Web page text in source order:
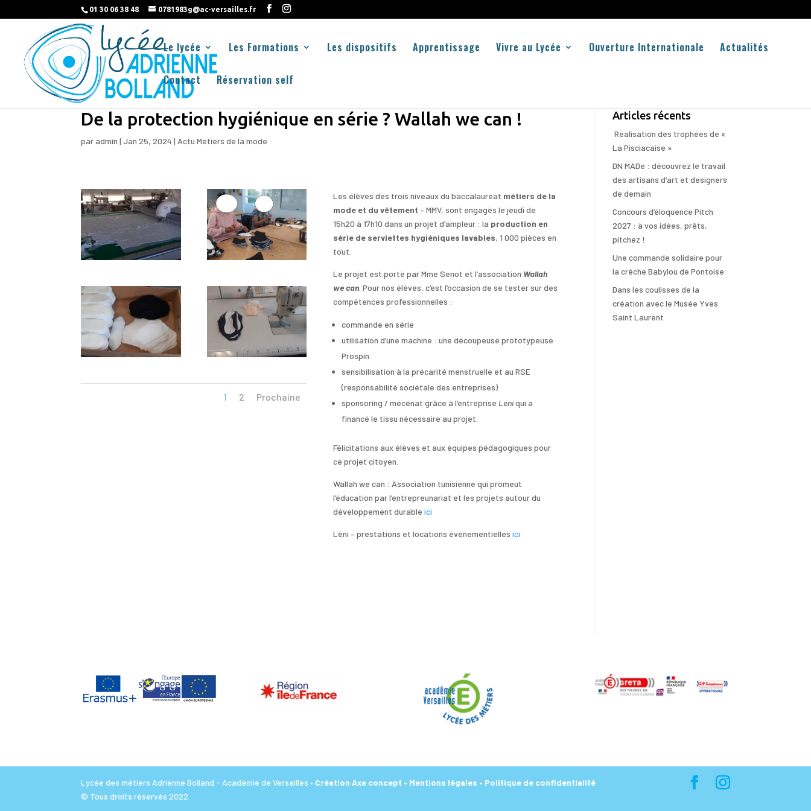
01 30 06 38 48 0781983g@ac-versailles.fr
Le lycée Les Formations Les dispositifs Apprentissage Vivre au Lycée Ouverture Internationale Actualités
Contact Réservation self
De la protection hygiénique en série ? Wallah we can !
paradmin |Jan 25, 2024 | Actu Métiers de la mode
1 2 Prochaine
Les élèves des trois niveaux du baccalauréat métiers de la
mode et du vêtement – MMV, sont engagés le jeudi de
15h20 à 17h10 dans un projet d’ampleur : la production en
série de serviettes hygiéniques lavables, 1 000 pièces en
tout.
Le projet est porté par Mme Senot et l’association Wallah
we can. Pour nos élèves, c’est l’occasion de se tester sur des
compétences professionnelles :
commande en série
utilisation d’une machine : une découpeuse prototypeuse
Prospin
sensibilisation à la précarité menstruelle et au RSE
(responsabilité sociétale des entreprises)
sponsoring / mécénat grâce à l’entreprise Léniqui a
financé le tissu nécessaire au projet.
Félicitations aux élèves et aux équipes pédagogiques pour
ce projet citoyen.
Wallah we can : Association tunisienne qui promeut
l’éducation par l’entrepreunariat et les projets autour du
développement durable ici
Léni – prestations et locations événementielles ici
Articles récents
Réalisation des trophées de «
La Pisciacaise »
DN MADe : découvrez le travail
des artisans d’art et designers
de demain
Concours d’éloquence Pitch
2027 : à vos idées, prêts,
pitchez !
Une commande solidaire pour
la crèche Babylou de Pontoise
Dans les coulisses de la
création avec le Musée Yves
Saint Laurent
Lycée des métiers Adrienne Bolland - Académie de Versailles • Création Axe concept • Mentions légales • Politique de confidentialité
© Tous droits réservés 2022